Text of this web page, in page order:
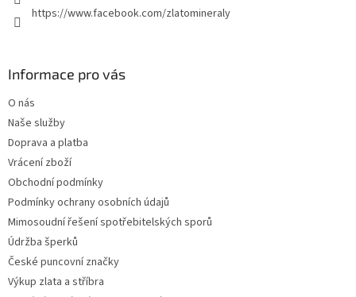
https://www.facebook.com/zlatomineraly
Informace pro vás
O nás
Naše služby
Doprava a platba
Vrácení zboží
Obchodní podmínky
Podmínky ochrany osobních údajů
Mimosoudní řešení spotřebitelských sporů
Údržba šperků
České puncovní značky
Výkup zlata a stříbra